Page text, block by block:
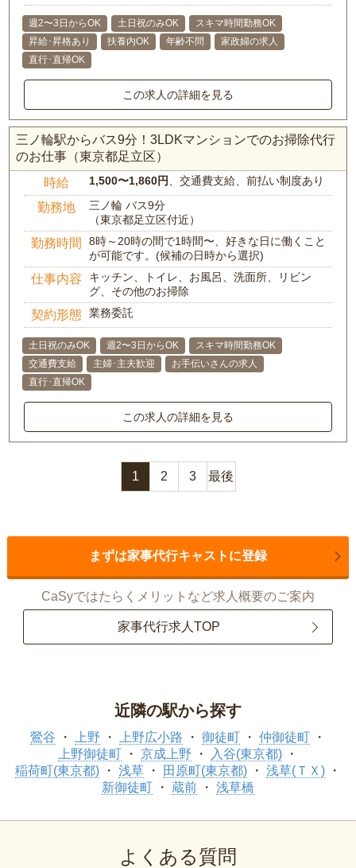
週2〜3日からOK 土日祝のみOK
スキマ時間勤務OK
昇給･昇格あり
扶養内OK 年齢不問
家政婦の求人
直行･直帰OK
この求人の詳細を見る
三ノ輪駅からバス9分！3LDKマンションでのお掃除代行
のお仕事（東京都足立区）
時給 1,500〜1,860円 、交通費支給、前払い制度あり
勤務地
三ノ輪 バス9分
（東京都足立区付近）
勤務時間
8時～20時の間で1時間〜、好きな日に働くこと
が可能です。(候補の日時から選択)
仕事内容
キッチン、トイレ、お風呂、洗面所、リビン
グ、その他のお掃除
契約形態 業務委託
土日祝のみOK 週2〜3日からOK
スキマ時間勤務OK
交通費支給
主婦･主夫歓迎
お手伝いさんの求人
直行･直帰OK
この求人の詳細を見る
1 2 3 最後
まずは家事代行キャストに登録
CaSyではたらくメリットなど求人概要のご案内
家事代行求人TOP
近隣の駅から探す
鶯谷 上野 上野広小路 御徒町
仲御徒町
上野御徒町
京成上野
入谷(東京都)
稲荷町(東京都)
浅草 田原町(東京都)
浅草(ＴＸ)
新御徒町
蔵前 浅草橋
よくある質問